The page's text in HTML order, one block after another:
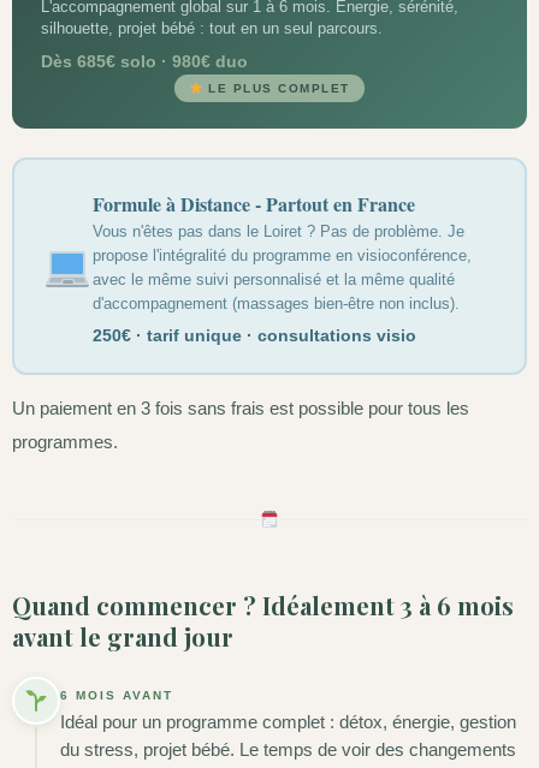
L'accompagnement global sur 1 à 6 mois. Énergie, sérénité,
silhouette, projet bébé : tout en un seul parcours.
Dès 685€ solo · 980€ duo
LE PLUS COMPLET
Formule à Distance - Partout en France
Vous n'êtes pas dans le Loiret ? Pas de problème. Je
propose l'intégralité du programme en visioconférence,
avec le même suivi personnalisé et la même qualité
d'accompagnement (massages bien-être non inclus).
250€ · tarif unique · consultations visio
Un paiement en 3 fois sans frais est possible pour tous les
programmes.
Quand commencer ? Idéalement 3 à 6 mois
avant le grand jour
6 MOIS AVANT
Idéal pour un programme complet : détox, énergie, gestion
du stress, projet bébé. Le temps de voir des changements